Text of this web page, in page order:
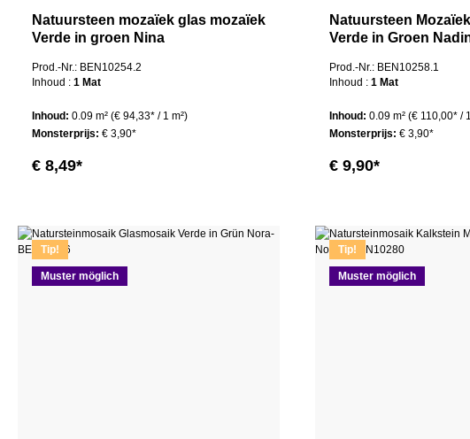
Natuursteen mozaïek glas mozaïek
Verde in groen Nina
Prod.-Nr.: BEN10254.2
Inhoud : 1 Mat
Inhoud: 0.09 m² (€ 94,33* / 1 m²)
Monsterprijs: € 3,90*
€ 8,49*
Natuursteen
Verde in Groen
Prod.-Nr.: BEN10258.1
Inhoud : 1 Mat
Inhoud: 0.09 m² (€ 110,00* /
Monsterprijs: € 3,90*
€ 9,90*
Tip!
Muster möglich
Tip!
Muster möglich